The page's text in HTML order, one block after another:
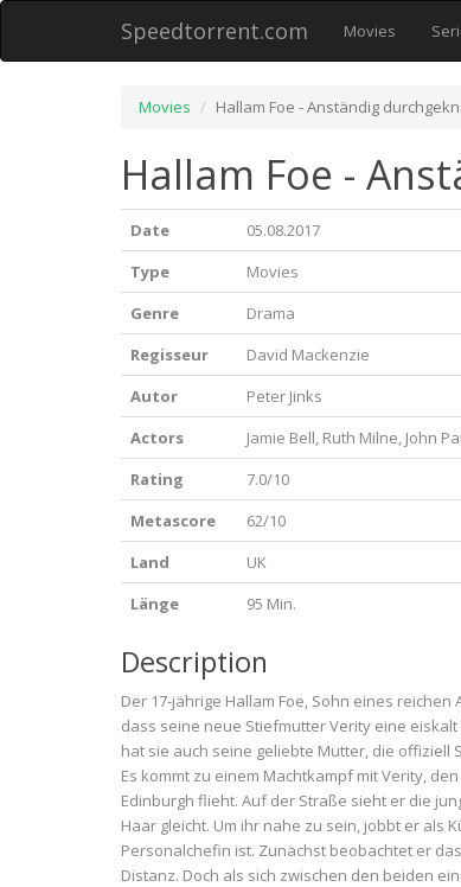
Speedtorrent.com Movies
Movies Hallam Foe - Anständig
Hallam Foe -
Date
05.08.2017
Type
Movies
Genre
Drama
Regisseur
David Mackenzie
Autor
Peter Jinks
Actors
Jamie Bell, Ruth Milne, John
Rating
7.0/10
Metascore
62/10
Land
UK
Länge
95 Min.
Description
Der 17-jährige Hallam Foe, Sohn eines
dass seine neue Stiefmutter Verity eine
hat sie auch seine geliebte Mutter, die offiziell
Es kommt zu einem Machtkampf mit Verity,
Edinburgh flieht. Auf der Straße sieht er die
Haar gleicht. Um ihr nahe zu sein, jobbt er als
Personalchefin ist. Zunächst beobachtet er
Distanz. Doch als sich zwischen den beiden